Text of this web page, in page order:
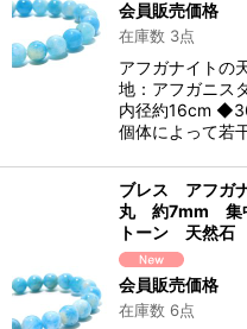
会員販売価格
在庫数 3点
アフガナイトの
地：アフガニス
内径約16cm
個体によって若
ブレス アフガ
丸 約7mm 集
トーン 天然石
会員販売価格
在庫数 6点